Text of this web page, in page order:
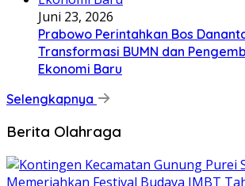
Juni 23, 2026
Prabowo Perintahkan Bos
Transformasi BUMN dan
Ekonomi Baru
Selengkapnya
Berita Olahraga